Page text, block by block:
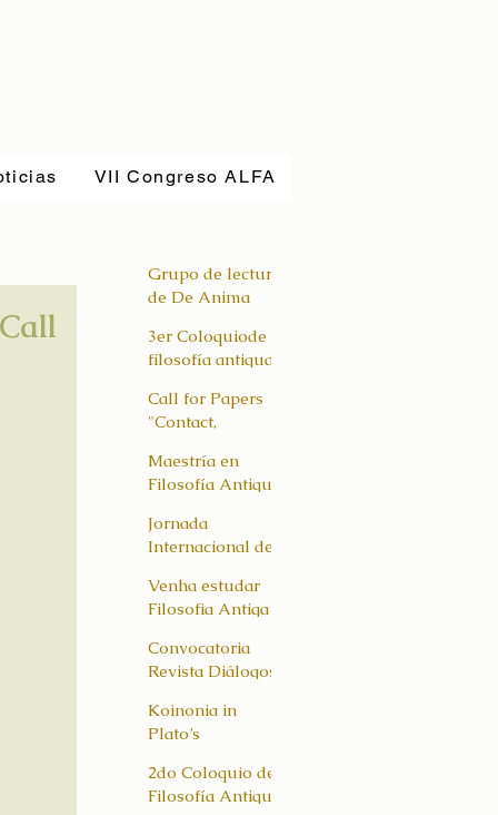
VII Congreso ALFA
Grupo de lectura
de De Anima
3er Coloquiode
filosofía antigua
puede el cuerpo?
Revisitar la
filosofía
Call for Papers
"Contact,
Comparison"
Conference_
April 16-17 2021.
Maestría en
Filosofía Antigua
Panamericana
Jornada
Internacional de
"Memorias del
futuro"
Venha estudar
Filosofia Antiga
de Brasília!
Convocatoria
Revista Diálogos:
divino en la
tradición
neoplatónica"
Koinonia in
Plato’s
(Lima, Peru, July
19-23 – 2021)
2do Coloquio de
Filosofía Antigua: